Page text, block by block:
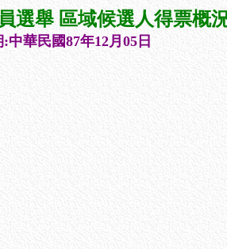
選舉 區域候選人得票概
中華民國87年12月05日